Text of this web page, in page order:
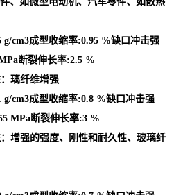
g/cm3成型收缩率:0.95 %缺口冲击强
断裂伸长率:2.5 %
璃纤维增强
g/cm3成型收缩率:0.8 %缺口冲击强
MPa断裂伸长率:3 %
增强的强度、刚性和耐久性、玻璃纤